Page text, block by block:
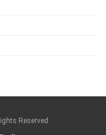
Reserved.